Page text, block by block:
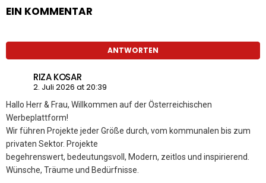
EIN KOMMENTAR
ANTWORTEN
RIZA KOSAR
2. Juli 2026 at 20:39
Hallo Herr & Frau, Willkommen auf der Österreichischen
Werbeplattform!
Wir führen Projekte jeder Größe durch, vom kommunalen bis zum
privaten Sektor. Projekte
begehrenswert, bedeutungsvoll, Modern, zeitlos und inspirierend.
Wünsche, Träume und Bedürfnisse.